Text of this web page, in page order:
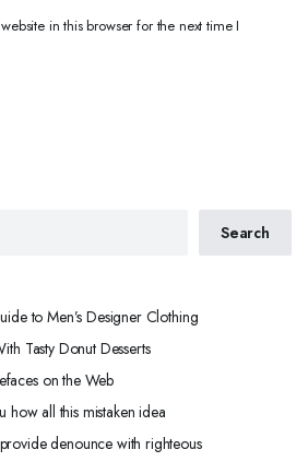
in this browser for the next time I
Search
to Men’s Designer Clothing
Tasty Donut Desserts
on the Web
how all this mistaken idea
denounce with righteous